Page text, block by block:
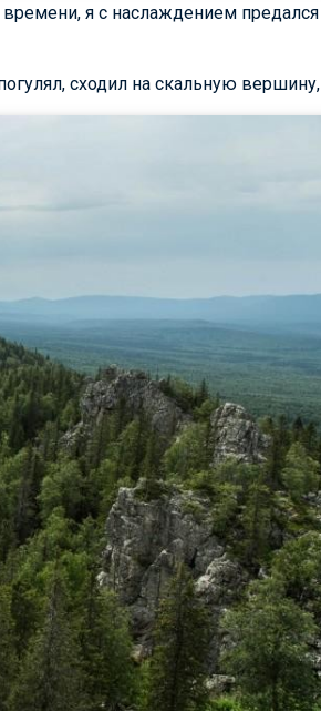
я с наслаждением предался
сходил на скальную вершину,